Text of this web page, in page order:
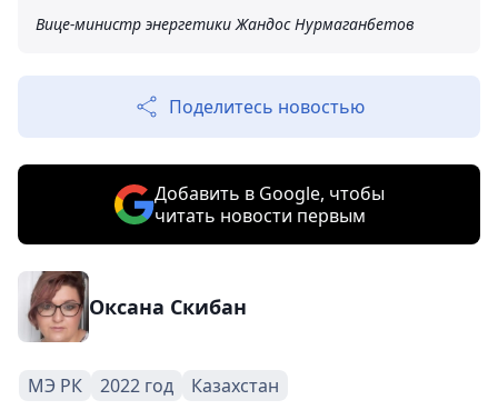
Вице-министр энергетики Жандос Нурмаганбетов
Поделитесь новостью
Добавить в Google, чтобы
читать новости первым
Оксана Скибан
МЭ РК 2022 год Казахстан